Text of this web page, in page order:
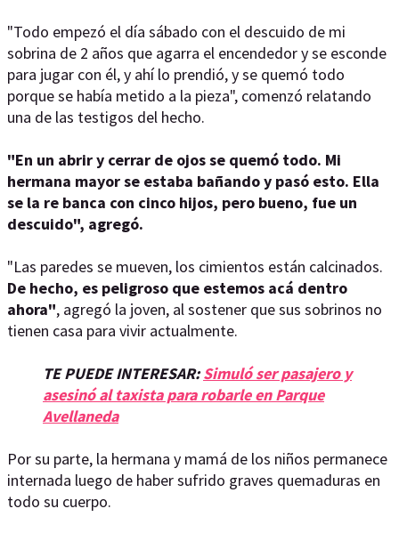
"Todo empezó el día sábado con el descuido de mi
sobrina de 2 años que agarra el encendedor y se esconde
para jugar con él, y ahí lo prendió, y se quemó todo
porque se había metido a la pieza", comenzó relatando
una de las testigos del hecho.
"En un abrir y cerrar de ojos se quemó todo. Mi
hermana mayor se estaba bañando y pasó esto. Ella
se la re banca con cinco hijos, pero bueno, fue un
descuido", agregó.
"Las paredes se mueven, los cimientos están calcinados.
De hecho, es peligroso que estemos acá dentro
ahora", agregó la joven, al sostener que sus sobrinos no
tienen casa para vivir actualmente.
TE PUEDE INTERESAR:Simuló ser pasajero y
asesinó al taxista para robarle en Parque
Avellaneda
Por su parte, la hermana y mamá de los niños permanece
internada luego de haber sufrido graves quemaduras en
todo su cuerpo.